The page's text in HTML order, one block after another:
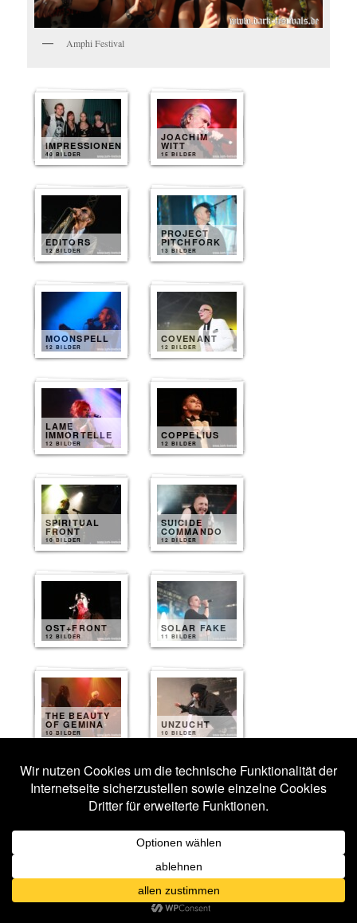
Amphi Festival
IMPRESSIONEN
40 BILDER
JOACHIM
WITT
15 BILDER
EDITORS
12 BILDER
PROJECT
PITCHFORK
13 BILDER
MOONSPELL
12 BILDER
COVENANT
12 BILDER
LAME
IMMORTELLE
12 BILDER
COPPELIUS
12 BILDER
SPIRITUAL
FRONT
10 BILDER
SUICIDE
COMMANDO
12 BILDER
OST+FRONT
12 BILDER
SOLAR FAKE
11 BILDER
THE BEAUTY
OF GEMINA
10 BILDER
UNZUCHT
10 BILDER
9 BILDER 8 BILDER